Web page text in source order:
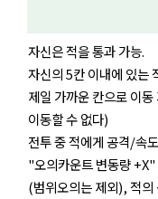
자신은 적을 통과 가능.
자신의 5칸 이내에 있는
제일 가까운 칸으로 이
이동할 수 없다)
전투 중 적에게 공격/속
"오의카운트 변동량
(범위오의는 제외), 적의